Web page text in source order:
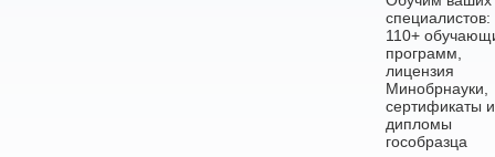
специалистов:
110+
программ,
лицензия
Минобрнауки,
сертификаты и
дипломы
гособразца